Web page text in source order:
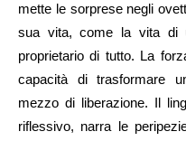
mette le sorprese negli
sua vita, come la vita di
proprietario di tutto. La
capacità di trasformare
mezzo di liberazione. Il
riflessivo, narra le